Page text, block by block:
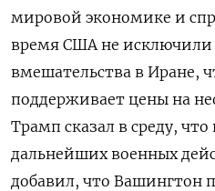
мировой экономике и
время США не исключили
вмешательства в Иране,
поддерживает цены на
Трамп сказал в среду,
дальнейших военных
добавил, что Вашингтон